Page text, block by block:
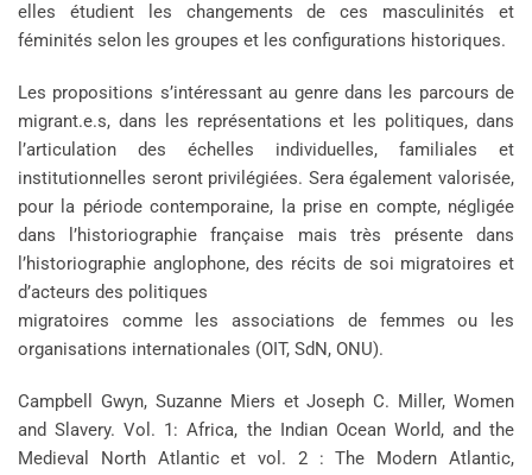
elles étudient les changements de ces masculinités et
féminités selon les groupes et les configurations historiques.
Les propositions s’intéressant au genre dans les parcours de
migrant.e.s, dans les représentations et les politiques, dans
l’articulation des échelles individuelles, familiales et
institutionnelles seront privilégiées. Sera également valorisée,
pour la période contemporaine, la prise en compte, négligée
dans l’historiographie française mais très présente dans
l’historiographie anglophone, des récits de soi migratoires et
d’acteurs des politiques
migratoires comme les associations de femmes ou les
organisations internationales (OIT, SdN, ONU).
Campbell Gwyn, Suzanne Miers et Joseph C. Miller, Women
and Slavery. Vol. 1: Africa, the Indian Ocean World, and the
Medieval North Atlantic et vol. 2 : The Modern Atlantic,